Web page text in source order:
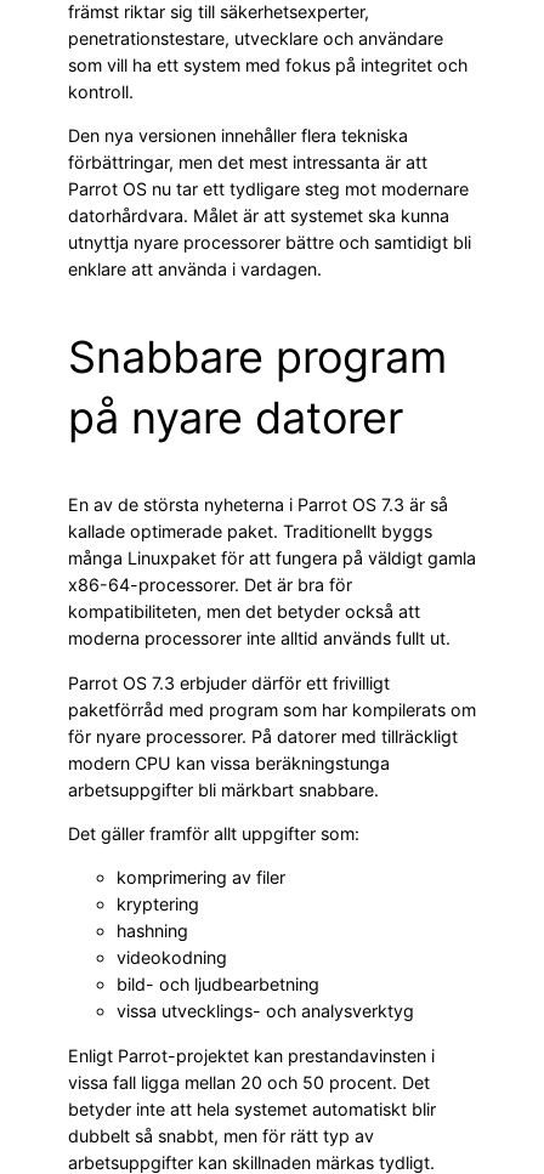
främst riktar sig till säkerhetsexperter,
penetrationstestare, utvecklare och användare
som vill ha ett system med fokus på integritet och
kontroll.
Den nya versionen innehåller flera tekniska
förbättringar, men det mest intressanta är att
Parrot OS nu tar ett tydligare steg mot modernare
datorhårdvara. Målet är att systemet ska kunna
utnyttja nyare processorer bättre och samtidigt bli
enklare att använda i vardagen.
Snabbare program
på nyare datorer
En av de största nyheterna i Parrot OS 7.3 är så
kallade optimerade paket. Traditionellt byggs
många Linuxpaket för att fungera på väldigt gamla
x86-64-processorer. Det är bra för
kompatibiliteten, men det betyder också att
moderna processorer inte alltid används fullt ut.
Parrot OS 7.3 erbjuder därför ett frivilligt
paketförråd med program som har kompilerats om
för nyare processorer. På datorer med tillräckligt
modern CPU kan vissa beräkningstunga
arbetsuppgifter bli märkbart snabbare.
Det gäller framför allt uppgifter som:
komprimering av filer
kryptering
hashning
videokodning
bild- och ljudbearbetning
vissa utvecklings- och analysverktyg
Enligt Parrot-projektet kan prestandavinsten i
vissa fall ligga mellan 20 och 50 procent. Det
betyder inte att hela systemet automatiskt blir
dubbelt så snabbt, men för rätt typ av
arbetsuppgifter kan skillnaden märkas tydligt.